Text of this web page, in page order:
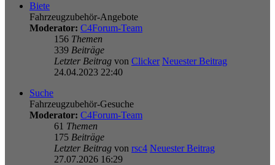
Biete
Fahrzeugzubehör-Angebote
Moderator: C4Forum-Team
156 Themen
339 Beiträge
Letzter Beitrag von Clicker Neuester Beitrag
24.04.2023 22:40
Suche
Fahrzeugzubehör-Gesuche
Moderator: C4Forum-Team
61 Themen
175 Beiträge
Letzter Beitrag von rsc4 Neuester Beitrag
27.07.2026 16:29